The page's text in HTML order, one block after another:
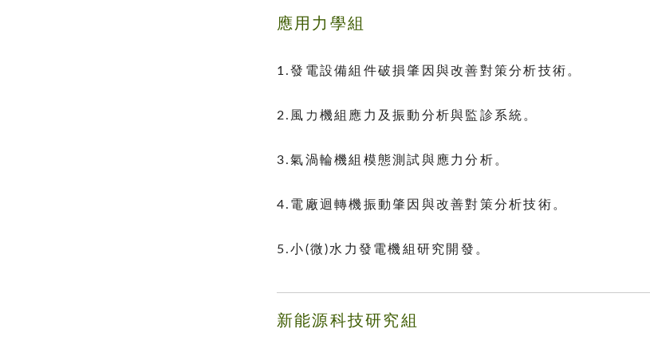
應用力學組
1.發電設備組件破損肇因與改善對策分析技術。
2.風力機組應力及振動分析與監診系統。
3.氣渦輪機組模態測試與應力分析。
4.電廠迴轉機振動肇因與改善對策分析技術。
5.小(微)水力發電機組研究開發。
新能源科技研究組